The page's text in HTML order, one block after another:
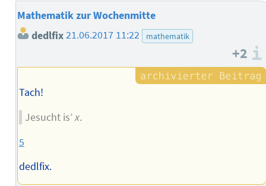
Mathematik zur Wochenmitte
dedlfix21.06.2017 11:22 mathematik
+2
Tach!
Jesucht is’x.
5
dedlfix.